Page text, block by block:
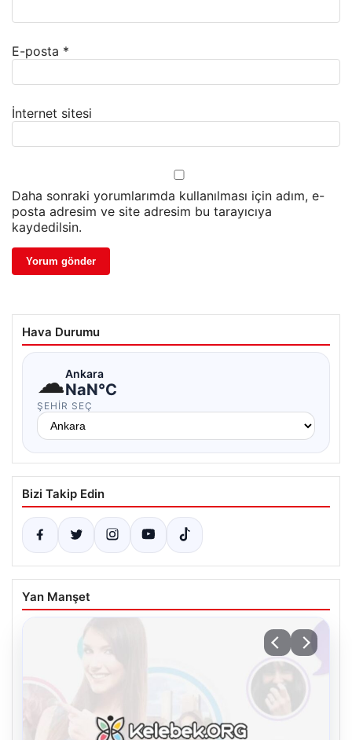
E-posta *
İnternet sitesi
Daha sonraki yorumlarımda kullanılması için adım, e-
posta adresim ve site adresim bu tarayıcıya
kaydedilsin.
Hava Durumu
☁Ankara
NaN°C
ŞEHIR SEÇ
Bizi Takip Edin
Yan Manşet